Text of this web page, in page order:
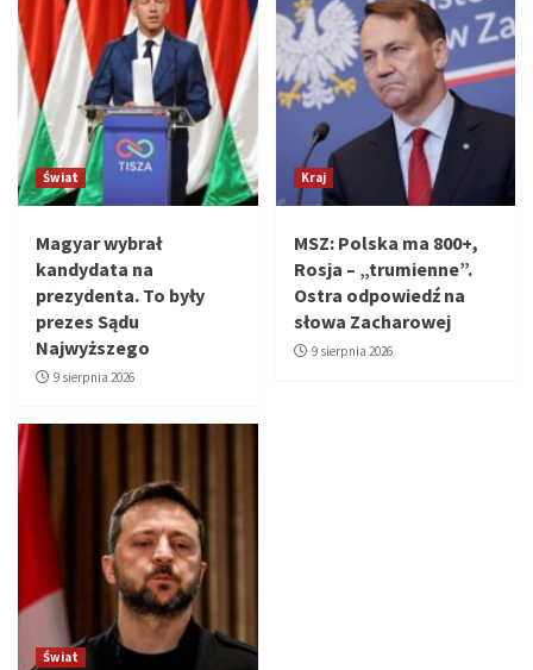
Świat
Magyar wybrał
kandydata na
prezydenta. To były
prezes Sądu
Najwyższego
9 sierpnia 2026
Kraj
MSZ: Polska ma 800+,
Rosja – „trumienne”.
Ostra odpowiedź na
słowa Zacharowej
9 sierpnia 2026
Świat